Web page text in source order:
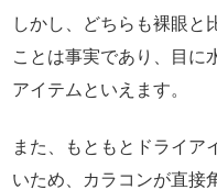
しかし、どちらも裸眼と
ことは事実であり、目に
アイテムといえます。
また、もともとドライア
いため、カラコンが直接